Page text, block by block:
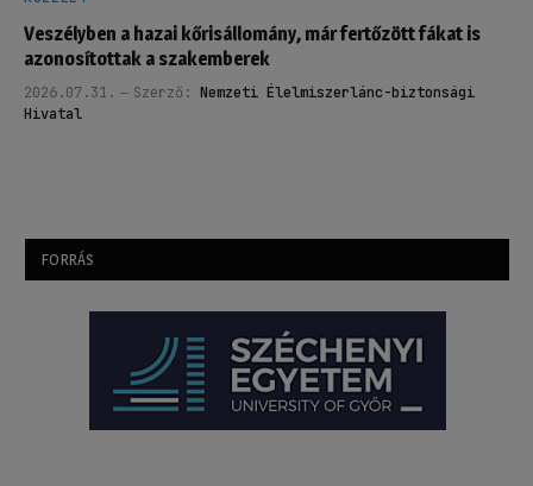
Veszélyben a hazai kőrisállomány, már fertőzött fákat is
azonosítottak a szakemberek
2026.07.31. Szerző: Nemzeti Élelmiszerlánc-biztonsági
Hivatal
FORRÁS